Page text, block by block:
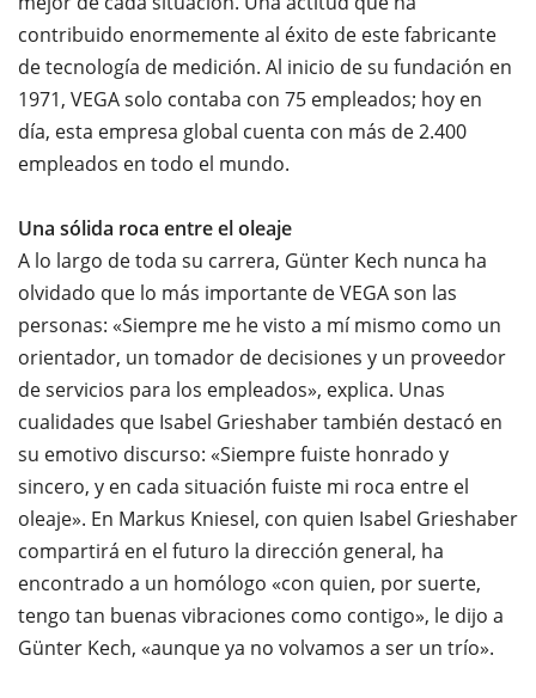
contribuido enormemente al éxito de este fabricante
de tecnología de medición. Al inicio de su fundación en
1971, VEGA solo contaba con 75 empleados; hoy en
día, esta empresa global cuenta con más de 2.400
empleados en todo el mundo.
Una sólida roca entre el oleaje
A lo largo de toda su carrera, Günter Kech nunca ha
olvidado que lo más importante de VEGA son las
personas: «Siempre me he visto a mí mismo como un
orientador, un tomador de decisiones y un proveedor
de servicios para los empleados», explica. Unas
cualidades que Isabel Grieshaber también destacó en
su emotivo discurso: «Siempre fuiste honrado y
sincero, y en cada situación fuiste mi roca entre el
oleaje». En Markus Kniesel, con quien Isabel Grieshaber
compartirá en el futuro la dirección general, ha
encontrado a un homólogo «con quien, por suerte,
tengo tan buenas vibraciones como contigo», le dijo a
Günter Kech, «aunque ya no volvamos a ser un trío».